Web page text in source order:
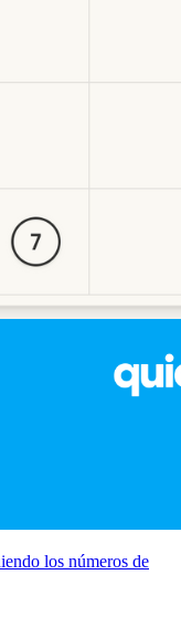
los números de